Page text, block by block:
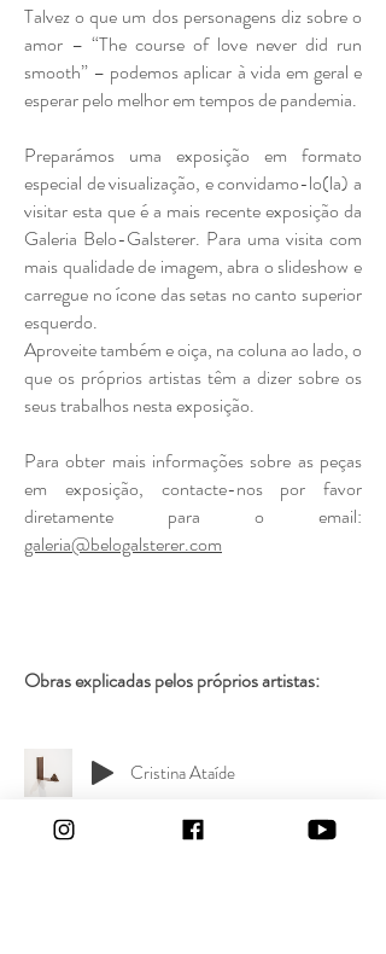
Talvez o que um dos personagens diz sobre o
amor – “The course of love never did run
smooth” – podemos aplicar à vida em geral e
esperar pelo melhor em tempos de pandemia.
Preparámos uma exposição em formato
especial de visualização, e convidamo-lo(la) a
visitar esta que é a mais recente exposição da
Galeria Belo-Galsterer. Para uma visita com
mais qualidade de imagem, abra o slideshow e
carregue no ícone das setas no canto superior
esquerdo.
Aproveite também e oiça, na coluna ao lado, o
que os próprios artistas têm a dizer sobre os
seus trabalhos nesta exposição.
Para obter mais informações sobre as peças
em exposição, contacte-nos por favor
diretamente para o email:
galeria@belogalsterer.com
Obras explicadas pelos próprios artistas:
Cristina Ataíde
Paulo Brighenti